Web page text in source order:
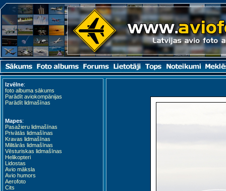
Izvēlne:
foto albuma sākums
Parādīt aviokompānijas
Parādīt lidmašīnas
Mapes:
Pasažieru lidmašīnas
Privātās lidmašīnas
Kravas lidmašīnas
Militārās lidmašīnas
Vēsturiskas lidmašīnas
Helikopteri
Lidostas
Avio māksla
Avio humors
Aerofoto
Cits